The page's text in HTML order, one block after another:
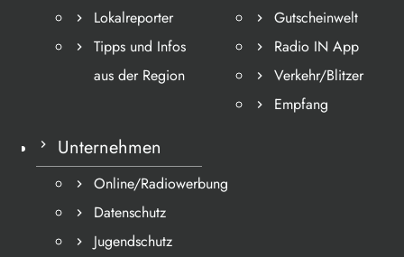
Lokalreporter
Tipps und Infos
aus der Region
Gutscheinwelt
Radio IN App
Verkehr/Blitzer
Empfang
Unternehmen
Online/Radiowerbung
Datenschutz
Jugendschutz